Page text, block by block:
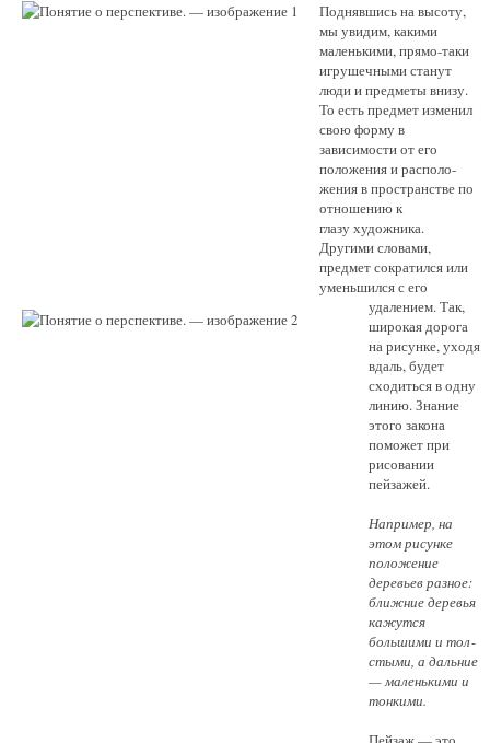
Поднявшись на высоту,
мы увидим, какими
маленькими, пря­мо-таки
игрушечными станут
люди и предметы внизу.
То есть пред­мет изменил
свою форму в
зависимости от его
положения и располо­
жения в пространстве по
отношению к
глазу художника.
Другими словами,
предмет сократился или
уменьшился с его
удалением. Так,
широкая дорога
на рисунке, уходя
вдаль, будет
сходиться в одну
ли­нию. Знание
этого закона
поможет при
рисовании
пейзажей.
Например, на
этом ри­сунке
положение
деревьев разное:
ближние деревья
ка­жутся
большими и тол­
стыми, а дальние
— ма­ленькими и
тонкими.